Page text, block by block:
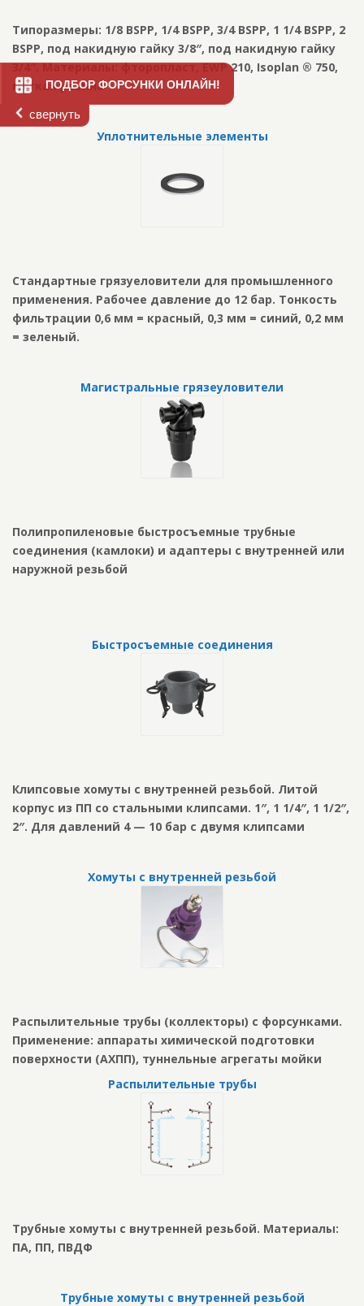
ПОДБОР ФОРСУНКИ ОНЛАЙН!
свернуть
Типоразмеры: 1/8 BSPP, 1/4 BSPP, 3/4 BSPP, 1 1/4 BSPP, 2
BSPP, под накидную гайку 3/8″, под накидную гайку
3/4″. Материалы: фторопласт, EWP 210, Isoplan ® 750,
мягкая резина
Уплотнительные элементы
Стандартные грязуеловители для промышленного
применения. Рабочее давление до 12 бар. Тонкость
фильтрации 0,6 мм = красный, 0,3 мм = синий, 0,2 мм
= зеленый.
Магистральные грязеуловители
Полипропиленовые быстросъемные трубные
соединения (камлоки) и адаптеры с внутренней или
наружной резьбой
Быстросъемные соединения
Клипсовые хомуты с внутренней резьбой. Литой
корпус из ПП со стальными клипсами. 1″, 1 1/4″, 1 1/2″,
2″. Для давлений 4 — 10 бар с двумя клипсами
Хомуты с внутренней резьбой
Распылительные трубы (коллекторы) с форсунками.
Применение: аппараты химической подготовки
поверхности (АХПП), туннельные агрегаты мойки
Распылительные трубы
Трубные хомуты с внутренней резьбой. Материалы:
ПА, ПП, ПВДФ
Трубные хомуты с внутренней резьбой